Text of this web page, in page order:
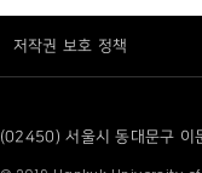
저작권 보호 정책
(02450) 서울시 동대문구